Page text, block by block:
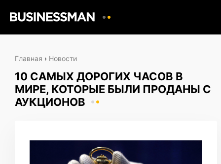
Главная › Новости
10 САМЫХ ДОРОГИХ ЧАСОВ В
МИРЕ, КОТОРЫЕ БЫЛИ ПРОДАНЫ С
АУКЦИОНОВ